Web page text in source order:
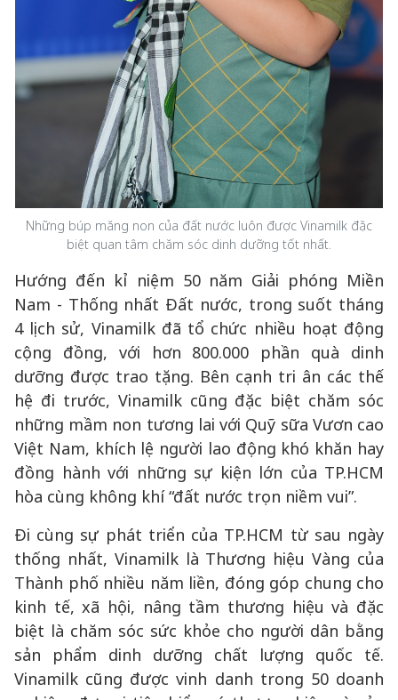
Những búp măng non của đất nước luôn được Vinamilk đặc
biệt quan tâm chăm sóc dinh dưỡng tốt nhất.
Hướng đến kỉ niệm 50 năm Giải phóng Miền
Nam - Thống nhất Đất nước, trong suốt tháng
4 lịch sử, Vinamilk đã tổ chức nhiều hoạt động
cộng đồng, với hơn 800.000 phần quà dinh
dưỡng được trao tặng. Bên cạnh tri ân các thế
hệ đi trước, Vinamilk cũng đặc biệt chăm sóc
những mầm non tương lai với Quỹ sữa Vươn cao
Việt Nam, khích lệ người lao động khó khăn hay
đồng hành với những sự kiện lớn của TP.HCM
hòa cùng không khí “đất nước trọn niềm vui”.
Đi cùng sự phát triển của TP.HCM từ sau ngày
thống nhất, Vinamilk là Thương hiệu Vàng của
Thành phố nhiều năm liền, đóng góp chung cho
kinh tế, xã hội, nâng tầm thương hiệu và đặc
biệt là chăm sóc sức khỏe cho người dân bằng
sản phẩm dinh dưỡng chất lượng quốc tế.
Vinamilk cũng được vinh danh trong 50 doanh